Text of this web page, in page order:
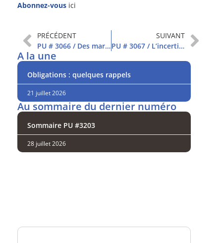
Abonnez-vous ici
PRÉCÉDENT
PU # 3066 / Des marchés plus calmes
SUIVANT
PU # 3067 / L’incertitude domine
A la une
Obligations : quelques rappels
21 juillet 2026
Au sommaire du dernier numéro
Sommaire PU #3203
28 juillet 2026